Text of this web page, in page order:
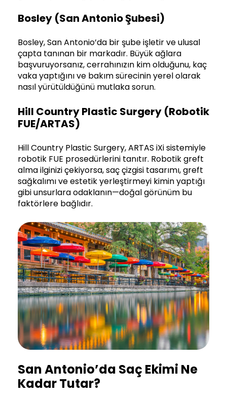
Bosley (San Antonio Şubesi)
Bosley, San Antonio’da bir şube işletir ve ulusal
çapta tanınan bir markadır. Büyük ağlara
başvuruyorsanız, cerrahınızın kim olduğunu, kaç
vaka yaptığını ve bakım sürecinin yerel olarak
nasıl yürütüldüğünü mutlaka sorun.
Hill Country Plastic Surgery (Robotik
FUE/ARTAS)
Hill Country Plastic Surgery, ARTAS iXi sistemiyle
robotik FUE prosedürlerini tanıtır. Robotik greft
alma ilginizi çekiyorsa, saç çizgisi tasarımı, greft
sağkalımı ve estetik yerleştirmeyi kimin yaptığı
gibi unsurlara odaklanın—doğal görünüm bu
faktörlere bağlıdır.
San Antonio’da Saç Ekimi Ne
Kadar Tutar?